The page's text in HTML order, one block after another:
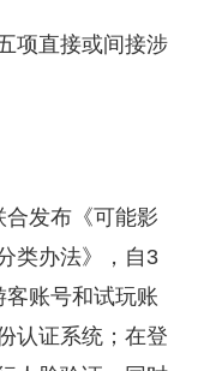
项直接或间接涉
发布《可能影
类办法》，自3
客账号和试玩账
认证系统；在登